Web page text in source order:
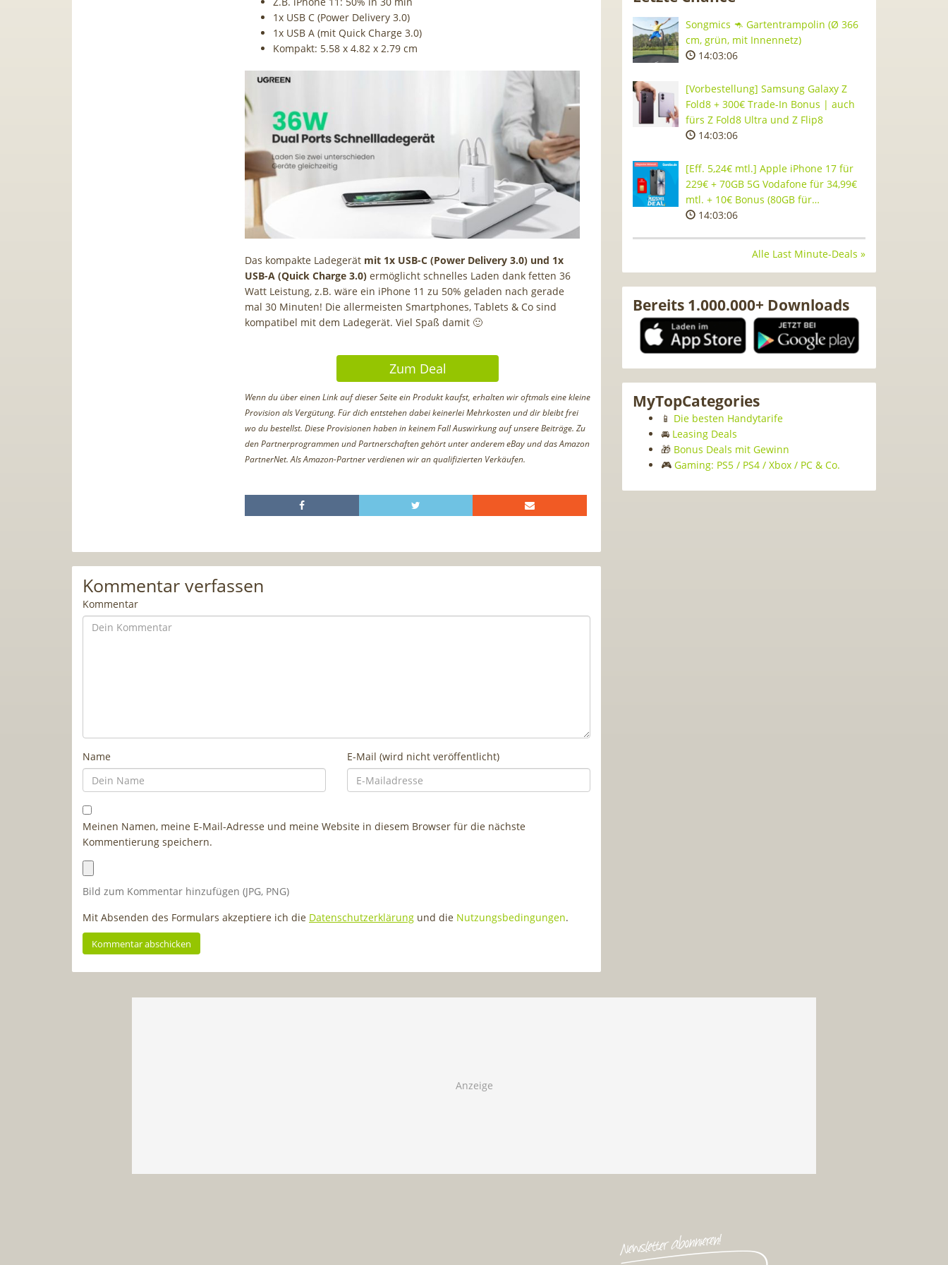
1x USB C (Power Delivery 3.0)
1x USB A (mit Quick Charge 3.0)
Kompakt: 5.58 x 4.82 x 2.79 cm
Das kompakte Ladegerät mit 1x USB-C (Power Delivery 3.0) und 1x
USB-A (Quick Charge 3.0) ermöglicht schnelles Laden dank fetten 36
Watt Leistung, z.B. wäre ein iPhone 11 zu 50% geladen nach gerade
mal 30 Minuten! Die allermeisten Smartphones, Tablets & Co sind
kompatibel mit dem Ladegerät. Viel Spaß damit 🙂
Zum Deal
Wenn du über einen Link auf dieser Seite ein Produkt kaufst, erhalten wir oftmals eine kleine
Provision als Vergütung. Für dich entstehen dabei keinerlei Mehrkosten und dir bleibt frei
wo du bestellst. Diese Provisionen haben in keinem Fall Auswirkung auf unsere Beiträge. Zu
den Partnerprogrammen und Partnerschaften gehört unter anderem eBay und das Amazon
PartnerNet. Als Amazon-Partner verdienen wir an qualifizierten Verkäufen.
Kommentar verfassen
Kommentar
Name E-Mail (wird nicht veröffentlicht)
Meinen Namen, meine E-Mail-Adresse und meine Website in diesem Browser für die nächste
Kommentierung speichern.
Bild zum Kommentar hinzufügen (JPG, PNG)
Mit Absenden des Formulars akzeptiere ich die Datenschutzerklärung und die Nutzungsbedingungen.
Songmics 🦘 Gartentrampolin (Ø 366
cm, grün, mit Innennetz)
14:03:05
[Vorbestellung] Samsung Galaxy Z
Fold8 + 300€ Trade-In Bonus | auch
fürs Z Fold8 Ultra und Z Flip8
14:03:05
[Eff. 5,24€ mtl.] Apple iPhone 17 für
229€ + 70GB 5G Vodafone für 34,99€
mtl. + 10€ Bonus (80GB für…
14:03:05
Alle Last Minute-Deals »
Bereits 1.000.000+ Downloads
MyTopCategories
📱 Die besten Handytarife
🚘 Leasing Deals
🎁 Bonus Deals mit Gewinn
🎮 Gaming: PS5 / PS4 / Xbox / PC & Co.